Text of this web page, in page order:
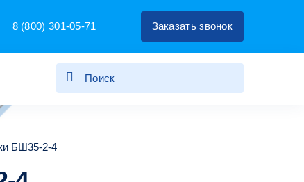
8 (800) 301-05-71 Заказать звонок
БШ35-2-4